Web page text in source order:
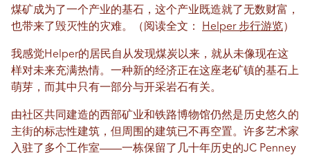
煤矿成为了一个产业的基石，这个产业既造就了无数财富，
也带来了毁灭性的灾难。（阅读全文：
Helper 步行游览）
我感觉Helper的居民自从发现煤炭以来，就从未像现在这
样对未来充满热情。一种新的经济正在这座老矿镇的基石上
萌芽，而其中只有一部分与开采岩石有关。
由社区共同建造的西部矿业和铁路博物馆仍然是历史悠久的
主街的标志性建筑，但周围的建筑已不再空置。许多艺术家
入驻了多个工作室——一栋保留了几十年历史的JC Penney